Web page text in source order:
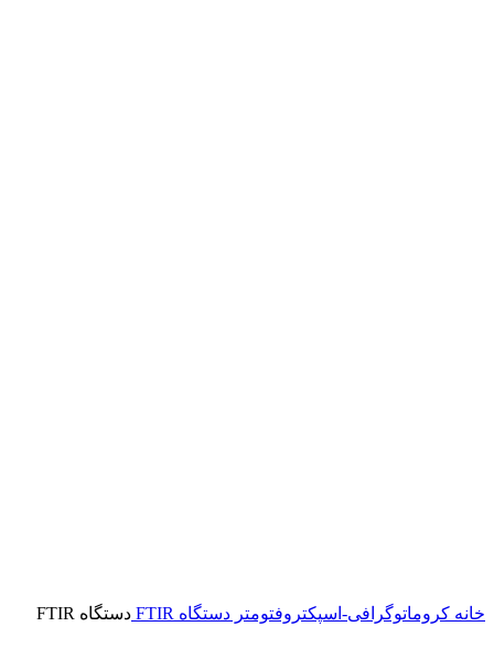
خانه کروماتوگرافی-اسپکتروفتومتر دستگاه FTIR دستگاه FTIR